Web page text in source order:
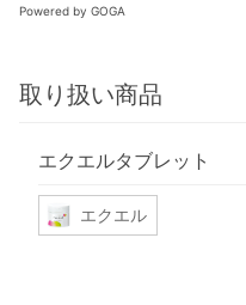
Powered by GOGA
取り扱い商品
エクエルタブレット
エクエル